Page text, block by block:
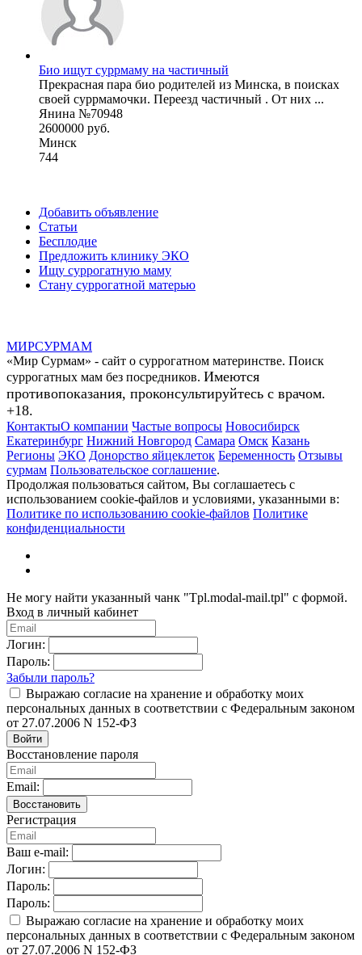
Био ищут суррмаму на частичный
Прекрасная пара био родителей из Минска, в поисках
своей суррмамочки. Переезд частичный . От них ...
Янина №70948
2600000 руб.
Минск
744
Добавить объявление
Статьи
Бесплодие
Предложить клинику ЭКО
Ищу суррогатную маму
Стану суррогатной матерью
МИРСУРМАМ
«Мир Сурмам» - сайт о суррогатном материнстве. Поиск
суррогатных мам без посредников. Имеются
противопоказания, проконсультируйтесь с врачом.
+18.
КонтактыО компании Частые вопросы Новосибирск
Екатеринбург Нижний Новгород Самара Омск Казань
Регионы ЭКО Донорство яйцеклеток Беременность Отзывы
сурмам Пользовательское соглашение.
Продолжая пользоваться сайтом, Вы соглашаетесь с
использованием cookie-файлов и условиями, указанными в:
Политике по использованию cookie-файлов Политике
конфиденциальности
Не могу найти указанный чанк "Tpl.modal-mail.tpl" с формой.
Вход в личный кабинет
Логин:
Пароль:
Забыли пароль?
Выражаю согласие на хранение и обработку моих
персональных данных в соответствии с Федеральным законом
от 27.07.2006 N 152-ФЗ
Войти
Восстановление пароля
Email:
Восстановить
Регистрация
Ваш e-mail:
Логин:
Пароль:
Пароль:
Выражаю согласие на хранение и обработку моих
персональных данных в соответствии с Федеральным законом
от 27.07.2006 N 152-ФЗ